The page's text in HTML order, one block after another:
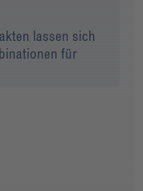
lassen sich
für